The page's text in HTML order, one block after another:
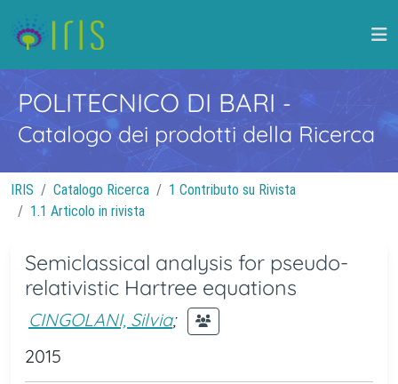
POLITECNICO DI BARI -
Catalogo dei prodotti della Ricerca
IRIS Catalogo Ricerca
1 Contributo su Rivista
1.1 Articolo in rivista
Semiclassical analysis for pseudo-
relativistic Hartree equations
CINGOLANI, Silvia;
2015